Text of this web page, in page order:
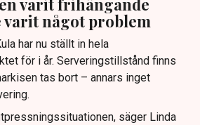
varit något problem
har nu ställt in hela
för i år. Serveringstillstånd finns
tas bort – annars inget
säger Linda